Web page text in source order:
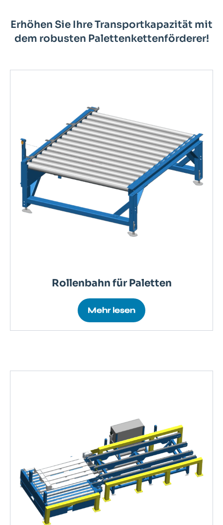
Erhöhen Sie Ihre Transportkapazität mit
dem robusten Palettenkettenförderer!
Rollenbahn für Paletten
Mehr lesen